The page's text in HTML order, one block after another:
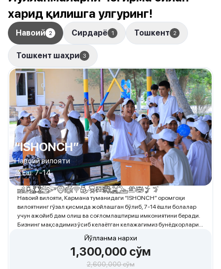
харид қилишга улгуринг!
Навоий 2 Сирдарё 1 Тошкент 2
Тошкент шаҳри 3
“ISHONCH”
Навоий вилояти
Ёш: 7-14
Навоий вилояти, Кармана туманидаги “ISHONCH” оромгоҳи
вилоятнинг гўзал қисмида жойлашган бўлиб, 7-14 ёшли болалар
учун ажойиб дам олиш ва соғломлаштириш имкониятини беради.
Бизнинг мақсадимиз ўсиб келаётган келажагимиз бунёдкорлари
бўлмиш ёш авлодни соғлом ва бақувват бўлиб вояга етишларида ўз
Йўлланма нархи
1,300,000 сўм
2,600,000сўм